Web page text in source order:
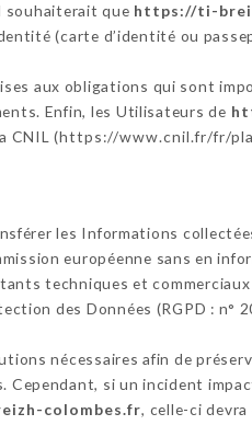
souhaiterait que https://ti-
(carte d’identité ou
aux obligations qui sont
Enfin, les Utilisateurs de
CNIL (https://www.cnil.fr/fr/
les Informations
européenne sans en
techniques et
des Données (RGPD : n°
nécessaires afin de
Cependant, si un incident
colombes.fr, celle-ci